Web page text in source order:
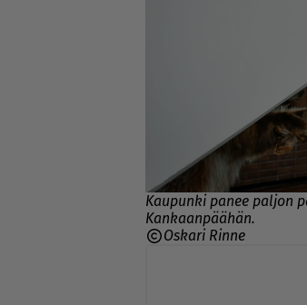
Kaupunki panee paljon
Kankaanpäähän.
Oskari Rinne